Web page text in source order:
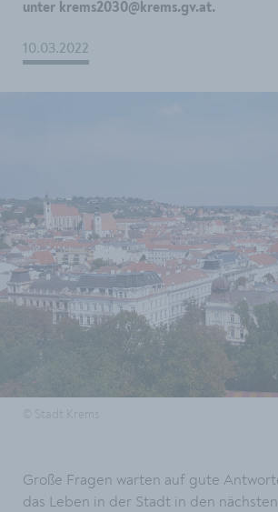
unter krems2030@krems.gv.at.
10.03.2022
Große Fragen warten auf gute
das Leben in der Stadt in den nächsten